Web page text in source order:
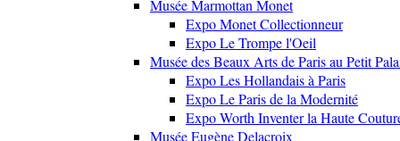
Musée Marmottan Monet
Expo Monet Collectionneur
Expo Le Trompe l'Oeil
Musée des Beaux Arts de Paris au Petit
Expo Les Hollandais à Paris
Expo Le Paris de la Modernité
Expo Worth Inventer la Haute
Musée Eugène Delacroix